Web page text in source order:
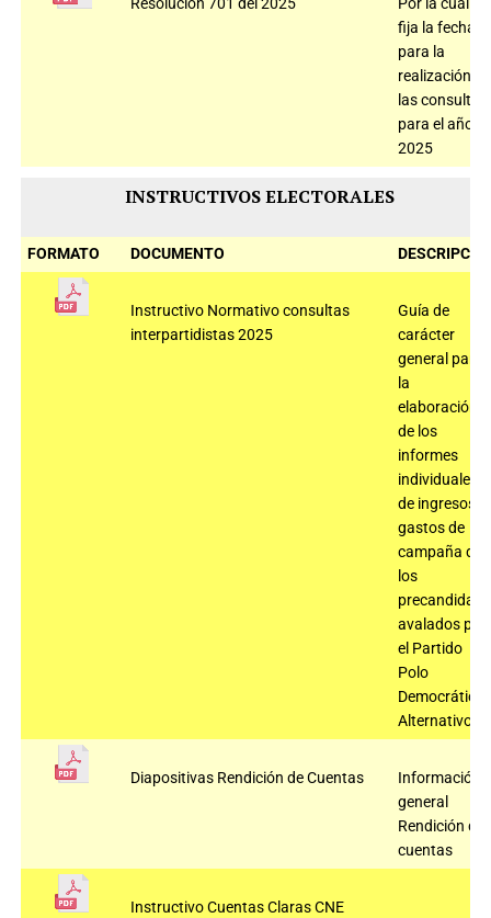
Resolución 701 del 2025
Por la cual
fija la fecha
para la
realización de
las consultas
para el año
2025
INSTRUCTIVOS ELECTORALES
FORMATO DOCUMENTO
Instructivo Normativo consultas
interpartidistas 2025
Guía de
carácter
general para
la
elaboración
de los
informes
individuales
de ingresos y
gastos de
campaña de
los
avalados por
el Partido
Polo
Democrático
Alternativo
Diapositivas Rendición de Cuentas
Información
general
Rendición de
cuentas
Instructivo Cuentas Claras CNE